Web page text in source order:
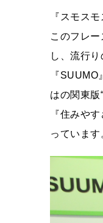
『スモス
このフレ
し、流行
『
はの関東
『住みや
っています